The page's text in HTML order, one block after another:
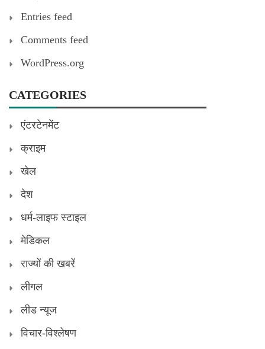
Entries feed
Comments feed
WordPress.org
CATEGORIES
एंटरटेनमेंट
क्राइम
खेल
देश
धर्म-लाइफ स्टाइल
मेडिकल
राज्यों की खबरें
लीगल
लीड न्यूज
विचार-विश्लेषण